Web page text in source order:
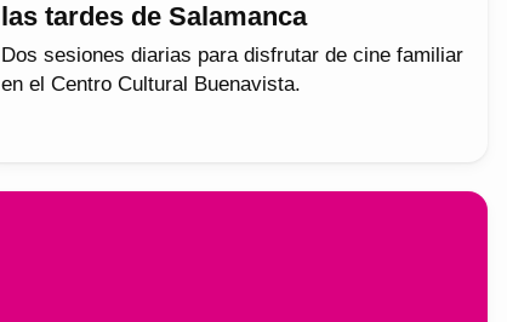
las tardes de Salamanca
Dos sesiones diarias para disfrutar de cine familiar
en el Centro Cultural Buenavista.